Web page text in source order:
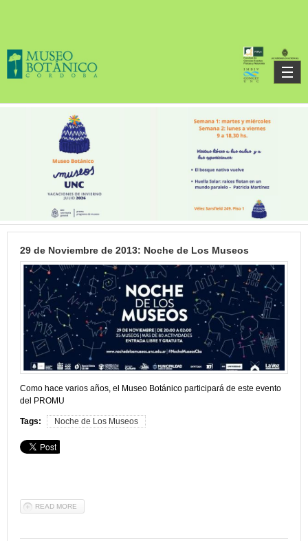
29 de Noviembre de 2013: Noche de Los Museos
Como hace varios años , el Museo Botánico participará de este evento
del PROMU
Tags: Noche de Los Museos
READ MORE